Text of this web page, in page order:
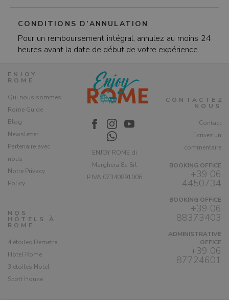
CONDITIONS D’ANNULATION
Pour un remboursement intégral, annulez au moins 24
heures avant la date de début de votre expérience.
ENJOY
ROME
Qui nous sommes
Rome Guide
Blog
Newsletter
Partenaire avec
nous
Notre Privacy
Policy
NOS
HÔTELS À
ROME
4 étoiles Demetra
Hotel Rome
3 étoiles Hotel
Scott House
ENJOY ROME di
Marghera 8a Srl
P.IVA 07340891006
CONTACTEZ
NOUS
Contact
Ecrivez un
commentaire
BOOKING OFFICE
+39 06
4450734
BOOKING OFFICE
+39 06
88373403
ADMINISTRATIVE
OFFICE
+39 06
87724601